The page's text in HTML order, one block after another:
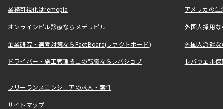
業務可視化はremopia アメリカの
オンラインピル診療ならメデリピル 外国人採用
企業研究・選考対策ならFactBoard(ファクトボード) 外国人派遣な
ドライバー・施工管理技士の転職ならレバジョブ レバウェル
フリーランスエンジニアの求人・案件
サイトマップ